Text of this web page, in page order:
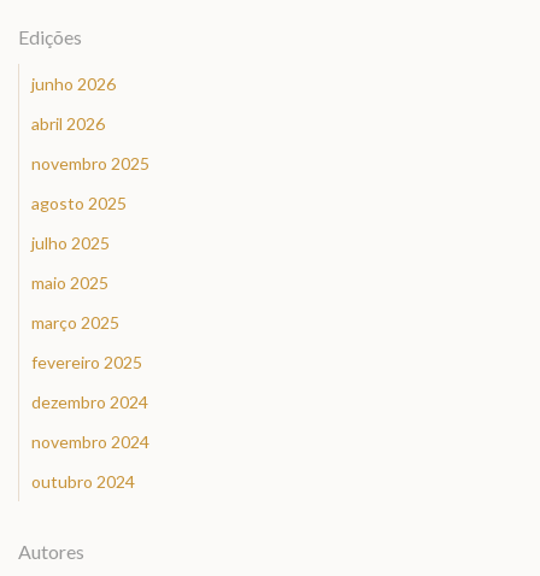
Edições
junho 2026
abril 2026
novembro 2025
agosto 2025
julho 2025
maio 2025
março 2025
fevereiro 2025
dezembro 2024
novembro 2024
outubro 2024
Autores